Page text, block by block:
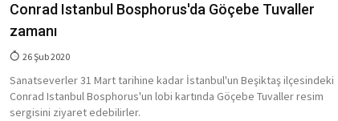
Conrad Istanbul Bosphorus'da Göçebe Tuvaller
zamanı
26 Şub 2020
Sanatseverler 31 Mart tarihine kadar İstanbul'un Beşiktaş ilçesindeki
Conrad Istanbul Bosphorus'un lobi kartında Göçebe Tuvaller resim
sergisini ziyaret edebilirler.